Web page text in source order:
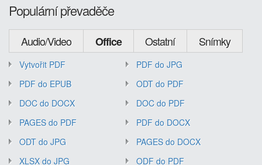
Populární převaděče
Audio/Video Office Ostatní Snímky
Vytvořit PDF
PDF do JPG
PDF do EPUB
ODT do PDF
DOC do DOCX
DOC do PDF
PAGES do PDF
PDF do DOCX
ODT do JPG
PAGES do DOCX
XLSX do JPG
ODF do PDF